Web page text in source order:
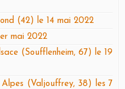
(42) le 14 mai 2022
mai 2022
(Soufflenheim, 67) le 19
(Valjouffrey, 38) les 7